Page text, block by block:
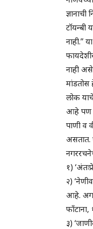
टॉयन्बी
नाही.”
नाही
मांडतोस
लोक याचे
आहे पण
पाणी व
असतात.
१)
२)
आहे.
फाँटाना,
३)